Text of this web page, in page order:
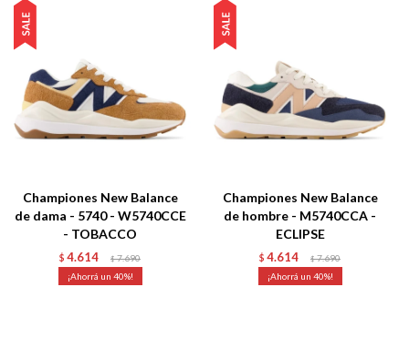
Championes New Balance
de dama - 5740 - W5740CCE
- TOBACCO
$ 4.614 $ 7.690
40
Championes New Balance
de hombre - M5740CCA -
ECLIPSE
$ 4.614 $ 7.690
40